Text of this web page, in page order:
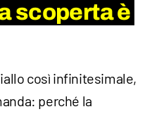
scoperta è
così infinitesimale,
perché la